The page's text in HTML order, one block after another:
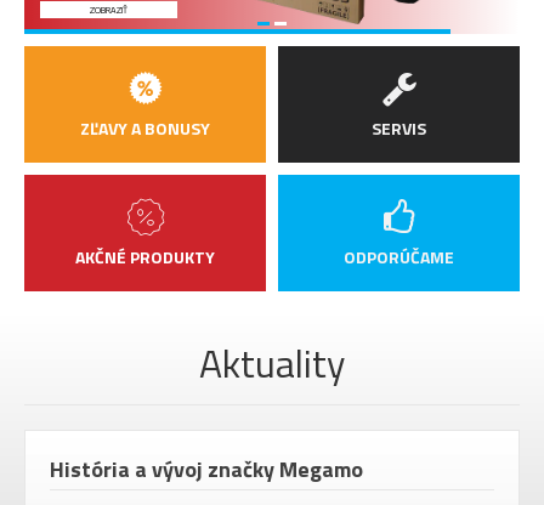
ZOBRAZIŤ
ZĽAVY A BONUSY
AKČNÉ PRODUKTY
SERVIS
ODPORÚČAME
Aktuality
História a vývoj značky Megamo